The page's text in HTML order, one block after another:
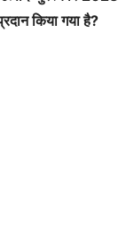
किया गया है?